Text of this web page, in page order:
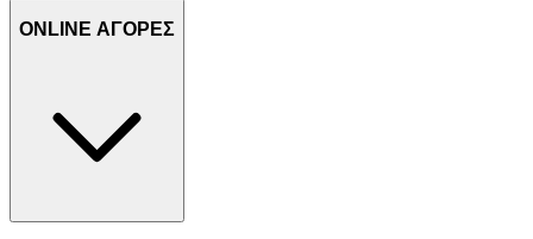
ONLINE ΑΓΟΡΕΣ